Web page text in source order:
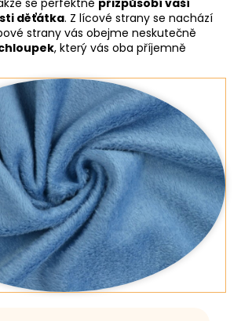
děťátka. Z lícové strany se nachází
strany vás obejme neskutečně
, který vás oba příjemně